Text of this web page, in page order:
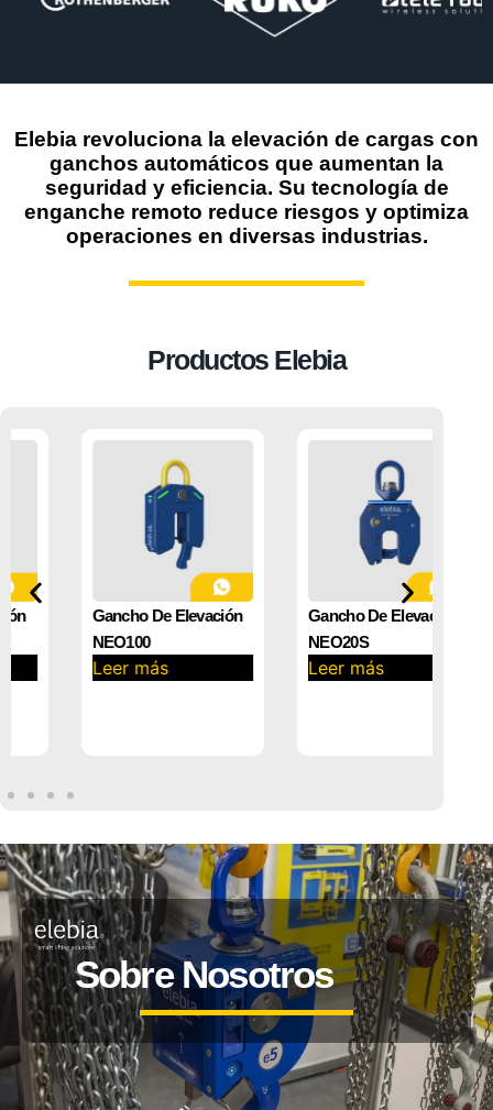
Elebia revoluciona la elevación de cargas con
ganchos automáticos que aumentan la
seguridad y eficiencia. Su tecnología de
enganche remoto reduce riesgos y optimiza
operaciones en diversas industrias.
Productos Elebia
Gancho De Elevación
Leer más
Gancho De Elevación
NEO20S
Leer más
Sobre Nosotros